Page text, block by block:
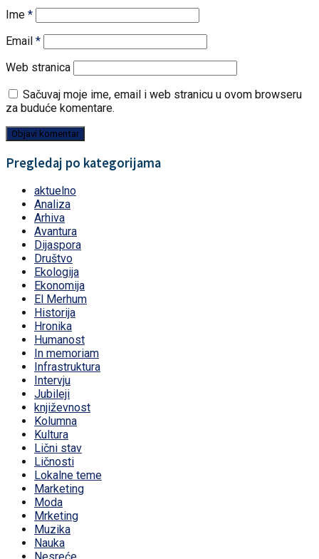
Ime *
Email *
Web stranica
Sačuvaj moje ime, email i web stranicu u ovom browseru
za buduće komentare.
Pregledaj po kategorijama
aktuelno
Analiza
Arhiva
Avantura
Dijaspora
Društvo
Ekologija
Ekonomija
El Merhum
Historija
Hronika
Humanost
In memoriam
Infrastruktura
Intervju
Jubileji
književnost
Kolumna
Kultura
Lični stav
Ličnosti
Lokalne teme
Marketing
Moda
Mrketing
Muzika
Nauka